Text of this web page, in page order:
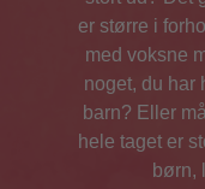
er større i
med voksne
noget, du har
barn? Eller
hele taget er
børn,